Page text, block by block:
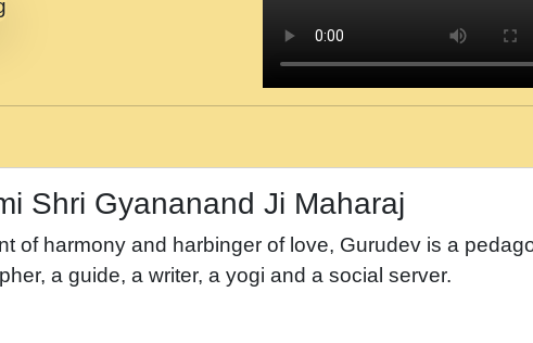
Shri Gyananand Ji Maharaj
of harmony and harbinger of love, Gurudev is a
a guide, a writer, a yogi and a social server.